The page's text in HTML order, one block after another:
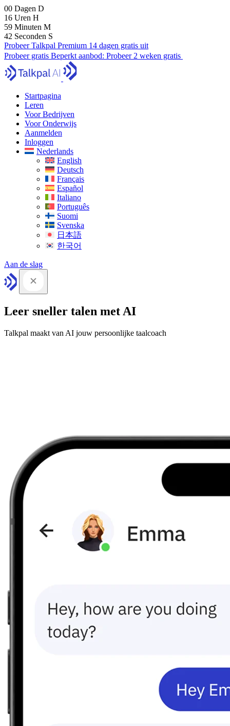
00 Dagen D
16 Uren H
59 Minuten M
40 Seconden S
Probeer Talkpal Premium 14 dagen gratis uit
Probeer gratis Beperkt aanbod: Probeer 2 weken gratis
Startpagina
Leren
Voor Bedrijven
Voor Onderwijs
Aanmelden
Inloggen
Nederlands
English
Deutsch
Français
Español
Italiano
Português
Suomi
Svenska
日本語
한국어
Aan de slag
Leer sneller talen met AI
Talkpal maakt van AI jouw persoonlijke taalcoach